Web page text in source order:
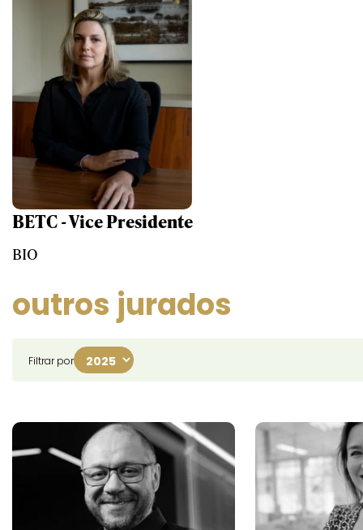
BETC - Vice Presidente
BIO
outros jurados
Filtrar por